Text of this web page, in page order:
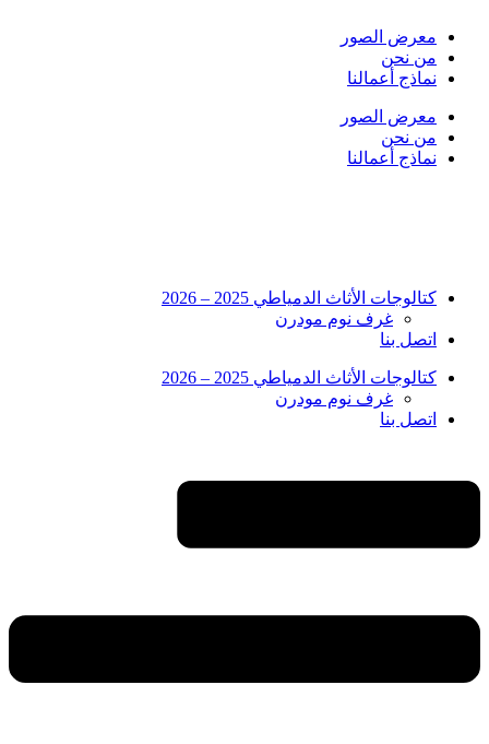
content
معرض الصور
من نحن
نماذج أعمالنا
معرض الصور
من نحن
نماذج أعمالنا
كتالوجات الأثاث الدمياطي 2025 – 2026
غرف نوم مودرن
اتصل بنا
كتالوجات الأثاث الدمياطي 2025 – 2026
غرف نوم مودرن
اتصل بنا